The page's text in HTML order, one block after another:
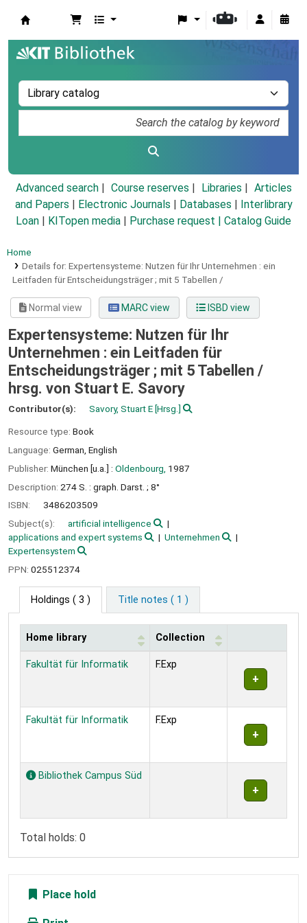
Advanced search Course reserves Libraries
Articles
and Papers
Electronic Journals Databases
Interlibrary
Loan
KITopen media Purchase request | Catalog Guide
Home
Details for: Expertensysteme: Nutzen für Ihr Unternehmen : ein
Leitfaden für Entscheidungsträger ; mit 5 Tabellen /
Normal view MARC view ISBD view
Expertensysteme: Nutzen für Ihr
Unternehmen : ein Leitfaden für
Entscheidungsträger ; mit 5 Tabellen /
hrsg. von Stuart E. Savory
Contributor(s): Savory, Stuart E [Hrsg.]
Resource type: Book
Language: German English
Publisher: München [u.a.] : Oldenbourg, 1987
Description: 274 S. : graph. Darst. ; 8°
ISBN:
3486203509
Subject(s):
artificial intelligence
applications and expert systems
Unternehmen
Expertensystem
PPN: 025512374
Holdings ( 3 ) Title notes ( 1 )
Holdings
Home library Collection
Fakultät für Informatik F.Exp
Fakultät für Informatik F.Exp
Bibliothek Campus Süd
Total holds: 0
Place hold